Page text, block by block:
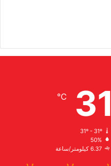
31
℃
31º - 31º
50%
6.37 كيلومتر/ساعة